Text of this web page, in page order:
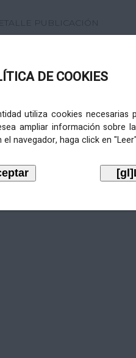
DE COOKIES
utiliza cookies
ampliar información sobre
el navegador, haga click en "Leer"
PUBLICACIÓN
Aviso legal LOPD Mapa